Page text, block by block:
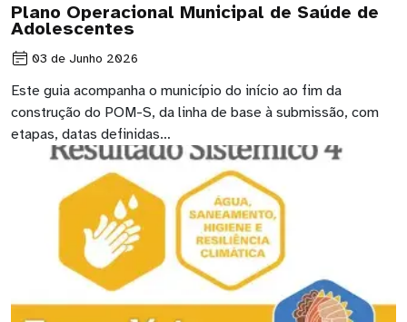
Plano Operacional Municipal de Saúde de
Adolescentes
03 de Junho 2026
Este guia acompanha o município do início ao fim da
construção do POM-S, da linha de base à submissão, com
etapas, datas definidas…